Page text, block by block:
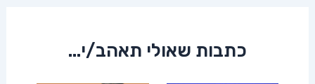
כתבות שאולי תאהב/י...